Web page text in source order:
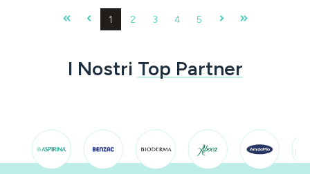
Pagina
1 Pagina
2 Pagina
3 Pagina
4 Pagina
5
I Nostri Top Partner